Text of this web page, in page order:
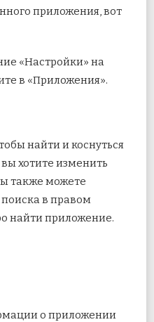
приложения, вот
«Настройки» на
в «Приложения».
найти и коснуться
хотите изменить
также можете
в правом
найти приложение.
о приложении